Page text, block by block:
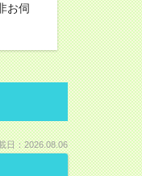
お伺
日：2026.08.06